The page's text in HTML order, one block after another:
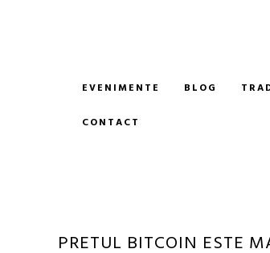
CUMPARA SI
EVENIMENTE BLOG
CONTACT
PRETUL BITCOIN ESTE